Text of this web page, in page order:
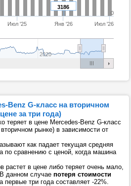
3186
Июл '25 Янв '26 Июл '26
2020
0
Benz G-класс на вторичном
за три года)
теряет в цене Mercedes-Benz G-класс
рынке) в зависимости от
как падает текущая средняя
по сравнению с ценой, когда машина
растет в цене либо теряет очень мало,
данном случае потеря стоимости
первые три года составляет -22%.